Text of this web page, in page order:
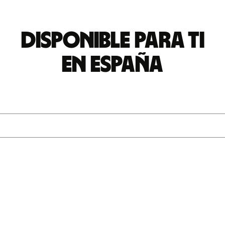
Disponible para ti
en España